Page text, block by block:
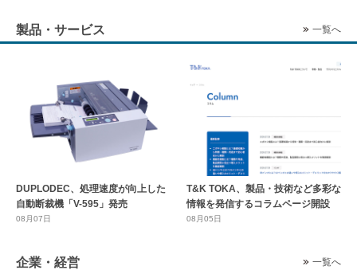
製品・サービス 一覧へ
DUPLODEC、処理速度が向上した
自動断裁機「V-595」発売
08月07日
T&K TOKA、製品・技術など多彩な
情報を発信するコラムページ開設
08月05日
企業・経営 一覧へ